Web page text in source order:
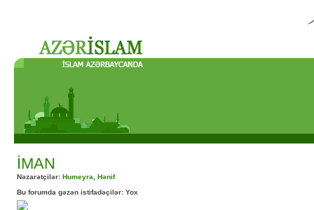
İMAN
Nəzarətçilər: Humeyra
Hənif
Bu forumda gəzən istifadəçilər: Yox